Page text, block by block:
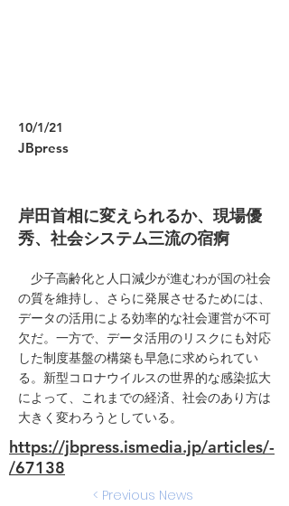
10/1/21
JBpress
岸田首相に変えられるか、現場優
秀、社会システム三流の宿痾
少子高齢化と人口減少が進むわが国の社会
の質を維持し、さらに発展させるためには、
データの活用による効率的な社会運営が不可
欠だ。一方で、データ活用のリスクにも対応
した制度基盤の構築も早急に求められてい
る。新型コロナウイルスの世界的な感染拡大
によって、これまでの経済、社会のあり方は
大きく変わろうとしている。
https://jbpress.ismedia.jp/articles/-
/67138
< Previous News